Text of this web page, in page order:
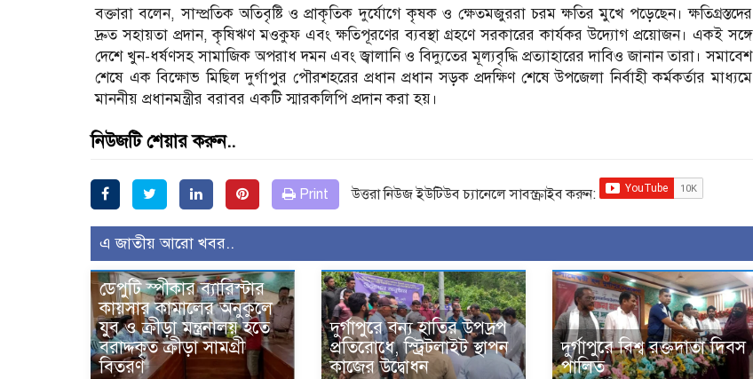
বক্তারা বলেন, সাম্প্রতিক অতিবৃষ্টি ও প্রাকৃতিক দুর্যোগে কৃষক ও ক্ষেতমজুররা চরম ক্ষতির মুখে পড়েছেন। ক্ষতিগ্রস্তদের
দ্রুত সহায়তা প্রদান, কৃষিঋণ মওকুফ এবং ক্ষতিপূরণের ব্যবস্থা গ্রহণে সরকারের কার্যকর উদ্যোগ প্রয়োজন। একই সঙ্গে
দেশে খুন-ধর্ষণসহ সামাজিক অপরাধ দমন এবং জ্বালানি ও বিদ্যুতের মূল্যবৃদ্ধি প্রত্যাহারের দাবিও জানান তারা। সমাবেশ
শেষে এক বিক্ষোভ মিছিল দুর্গাপুর পৌরশহরের প্রধান প্রধান সড়ক প্রদক্ষিণ শেষে উপজেলা নির্বাহী কর্মকর্তার মাধ্যমে
মাননীয় প্রধানমন্ত্রীর বরাবর একটি স্মারকলিপি প্রদান করা হয়।
নিউজটি শেয়ার করুন..
Print উত্তরা নিউজ ইউটিউব চ্যানেলে সাবস্ক্রাইব করুন:
এ জাতীয় আরো খবর..
ডেপুটি স্পীকার ব্যারিস্টার
কায়সার কামালের অনুকুলে
যুব ও ক্রীড়া মন্ত্রনালয় হতে
বরাদ্দকৃত ক্রীড়া সামগ্রী
বিতরণ
দুর্গাপুরে বন্য হাতির উপদ্রপ
প্রতিরোধে, স্ট্রিটলাইট স্থাপন
কাজের উদ্বোধন
দুর্গাপুরে বিশ্ব রক্তদাতা দিবস
পালিত